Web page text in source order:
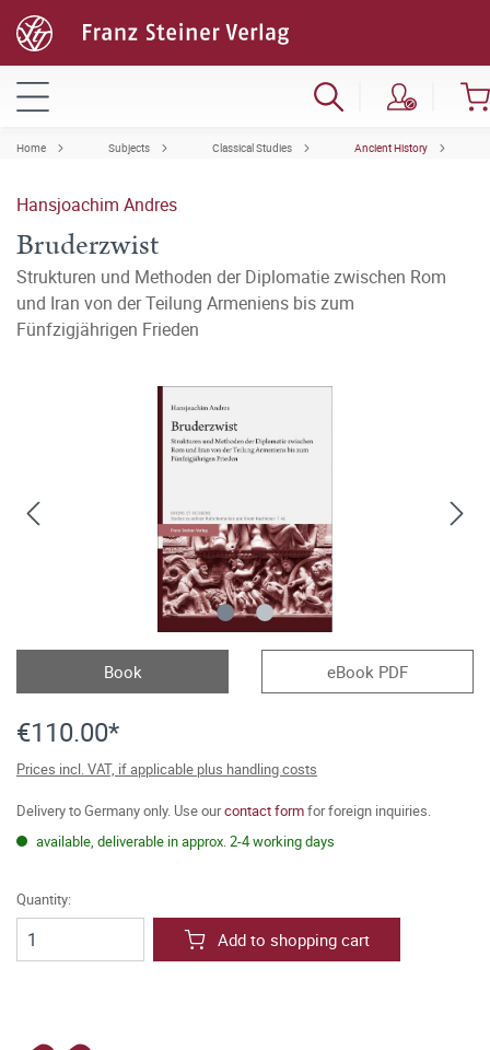
Home Subjects Classical Studies Ancient History
Hansjoachim Andres
Bruderzwist
Strukturen und Methoden der Diplomatie zwischen Rom
und Iran von der Teilung Armeniens bis zum
Fünfzigjährigen Frieden
Book eBook PDF
€110.00*
Prices incl. VAT, if applicable plus handling costs
Delivery to Germany only. Use ourcontact formfor foreign inquiries.
available, deliverable in approx. 2-4 working days
Quantity:
Add to shopping cart